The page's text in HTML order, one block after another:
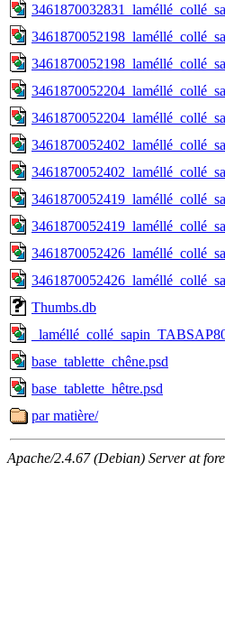
Thumbs.db
base_tablette_chêne.psd
base_tablette_hêtre.psd
par matière/
Apache/2.4.67 (Debian) Server at